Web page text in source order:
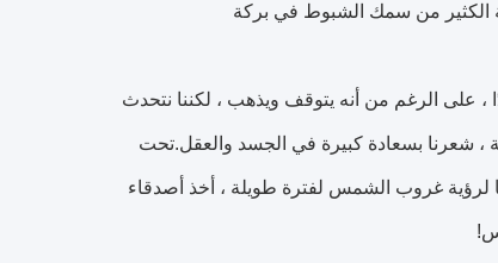
الكثير من سمك الشبوط في بركة
، على الرغم من أنه يتوقف ويذهب ، لكننا نتحدث
، شعرنا بسعادة كبيرة في الجسد والعقل.تحت
لرؤية غروب الشمس لفترة طويلة ، أخذ أصدقاء